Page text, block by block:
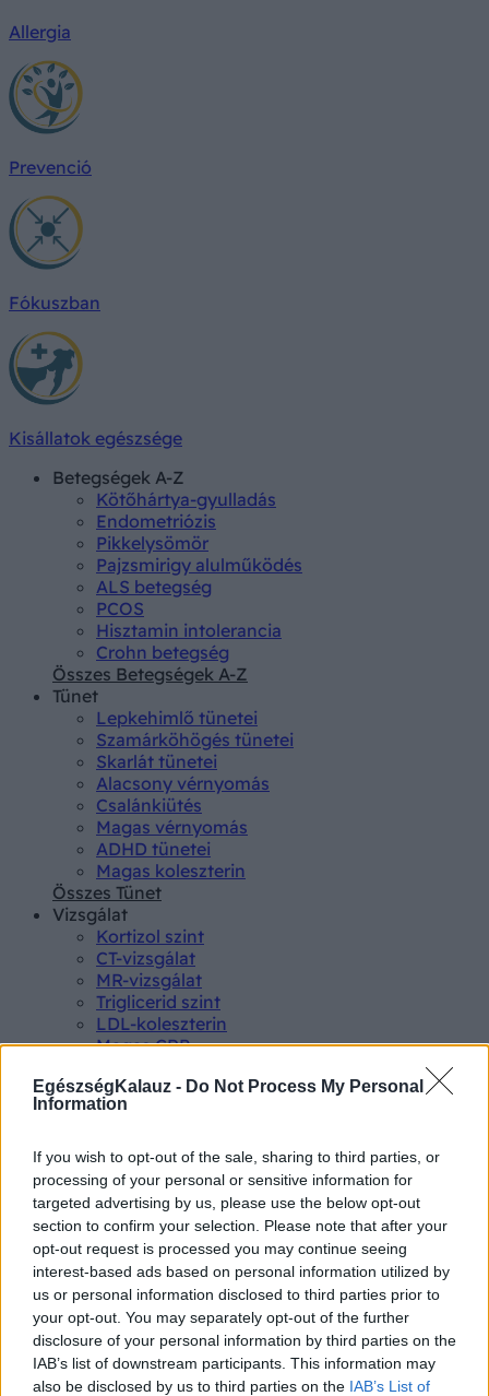
EgészségKalauz - Do Not Process My Personal
Information
If you wish to opt-out of the sale, sharing to third parties, or
processing of your personal or sensitive information for
targeted advertising by us, please use the below opt-out
section to confirm your selection. Please note that after your
opt-out request is processed you may continue seeing
interest-based ads based on personal information utilized by
us or personal information disclosed to third parties prior to
your opt-out. You may separately opt-out of the further
disclosure of your personal information by third parties on the
IAB’s list of downstream participants. This information may
also be disclosed by us to third parties on the IAB’s List of
Allergia
Prevenció
Fókuszban
Kisállatok egészsége
Betegségek A-Z
Kötőhártya-gyulladás
Endometriózis
Pikkelysömör
Pajzsmirigy alulműködés
ALS betegség
PCOS
Hisztamin intolerancia
Crohn betegség
Összes Betegségek A-Z
Tünet
Lepkehimlő tünetei
Szamárköhögés tünetei
Skarlát tünetei
Alacsony vérnyomás
Csalánkiütés
Magas vérnyomás
ADHD tünetei
Magas koleszterin
Összes Tünet
Vizsgálat
Kortizol szint
CT-vizsgálat
MR-vizsgálat
Triglicerid szint
LDL-koleszterin
Magas CRP
EKG
Összes Vizsgálat
Aranyér kezelése
Kemoterápia
Szürkehályog műtét
Vízszerű hasmenés
Afta kezelése
Dagadt boka kezelése
Napallergia kezelése
Fülgyulladás kezelése
Összes Kezelés
Életmódváltás
Kutatás